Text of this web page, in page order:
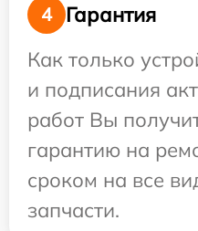
4
Гарантия
Как только
и подписания
работ Вы
гарантию на
сроком на все
запчасти.